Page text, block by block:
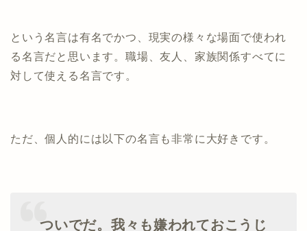
という名言は有名でかつ、現実の様々な場面で使われ
る名言だと思います。職場、友人、家族関係すべてに
対して使える名言です。
ただ、個人的には以下の名言も非常に大好きです。
ついでだ。我々も嫌われておこうじ